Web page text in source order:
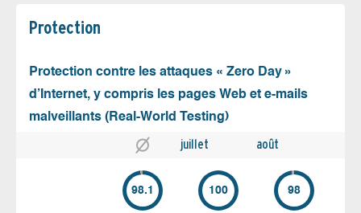
Protection
Protection contre les attaques « Zero Day »
d’Internet, y compris les pages Web et e-mails
malveillants (Real-World Testing)
juillet août
98.1 100 98